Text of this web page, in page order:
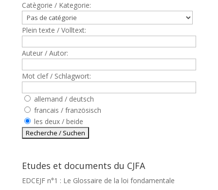
Catègorie / Kategorie:
Plein texte / Volltext:
Auteur / Autor:
Mot clef / Schlagwort:
allemand / deutsch
francais / französisch
les deux / beide
Etudes et documents du CJFA
EDCEJF n°1 : Le Glossaire de la loi fondamentale